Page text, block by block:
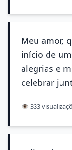
Meu amor,
início de
alegrias e
celebrar
👁️ 333